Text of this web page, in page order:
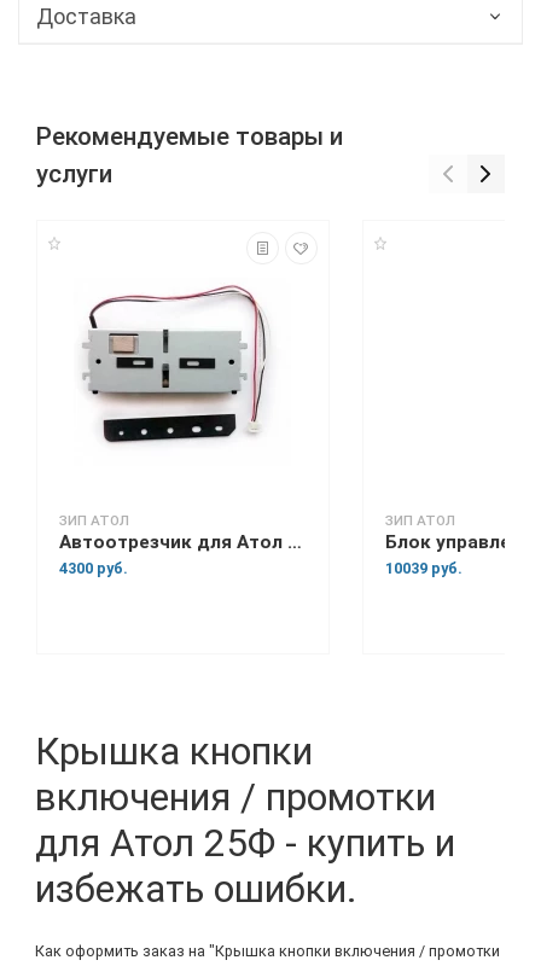
Доставка
Рекомендуемые товары и
услуги
ЗИП АТОЛ
Автоотрезчик для Атол 25Ф
4300 руб.
ЗИП АТОЛ
10039 руб.
Крышка кнопки
включения / промотки
для Атол 25Ф - купить и
избежать ошибки.
Как оформить заказ на "Крышка кнопки включения / промотки